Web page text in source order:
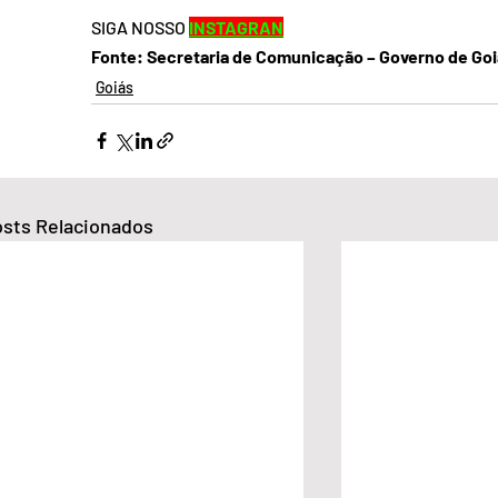
SIGA NOSSO INSTAGRAN
Fonte: Secretaria de Comunicação – Governo de
Goiás
Relacionados